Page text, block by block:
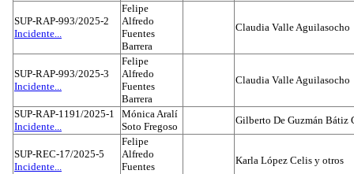
SUP-RAP-993/2025-2
Incidente...
Felipe
Alfredo
Fuentes
Barrera
Claudia Valle Aguilasocho
SUP-RAP-993/2025-3
Incidente...
Felipe
Alfredo
Fuentes
Barrera
Claudia Valle Aguilasocho
SUP-RAP-1191/2025-1
Incidente...
Mónica Aralí
Soto Fregoso
Gilberto De Guzmán Bátiz
SUP-REC-17/2025-5
Incidente...
Felipe
Alfredo
Fuentes
Karla López Celis y otros